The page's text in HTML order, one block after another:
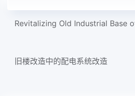
旧楼改造中的配电系统改造